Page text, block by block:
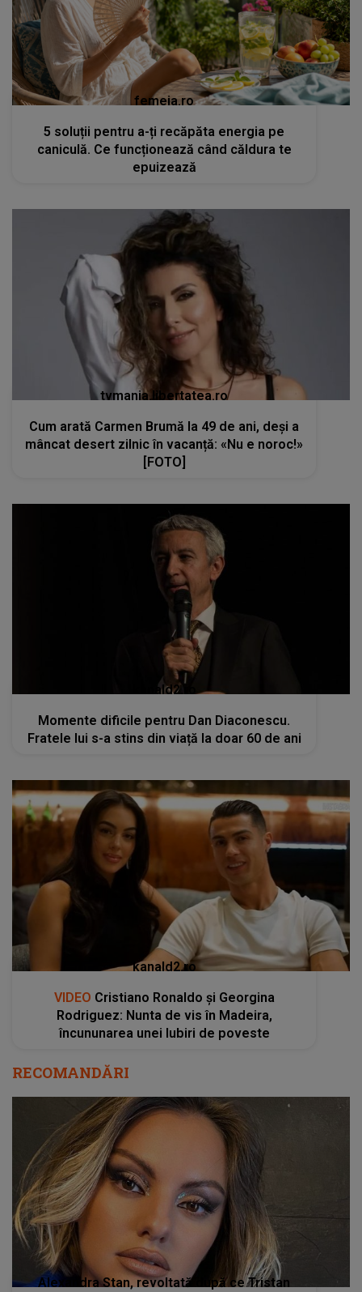
femeia.ro
5 soluții pentru a-ți recăpăta energia pe
caniculă. Ce funcționează când căldura te
epuizează
tvmania.libertatea.ro
Cum arată Carmen Brumă la 49 de ani, deși a
mâncat desert zilnic în vacanță: «Nu e noroc!»
[FOTO]
kanald2.ro
Momente dificile pentru Dan Diaconescu.
Fratele lui s-a stins din viață la doar 60 de ani
kanald2.ro
VIDEO Cristiano Ronaldo și Georgina
Rodriguez: Nunta de vis în Madeira,
încununarea unei Iubiri de poveste
RECOMANDĂRI
Alexandra Stan, revoltată după ce Tristan